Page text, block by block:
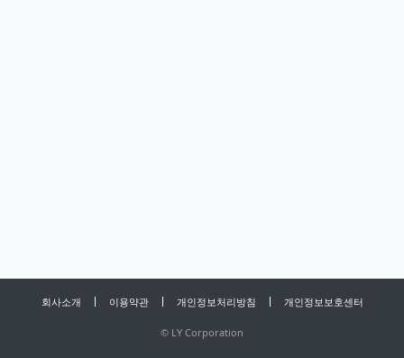
회사소개 이용약관 개인정보처리방침 개인정보보호센터
© LY Corporation